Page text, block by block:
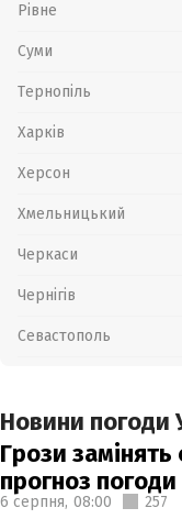
Рівне
Суми
Тернопіль
Харків
Херсон
Хмельницький
Черкаси
Чернігів
Севастополь
Новини погоди
Грози
прогноз
6 серпня, 08:00 257